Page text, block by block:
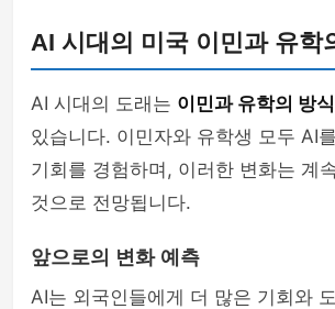
AI 시대의 미국 이민과 유학
AI 시대의 도래는 이민과 유학의 방식
있습니다. 이민자와 유학생 모두 AI
기회를 경험하며, 이러한 변화는 계
것으로 전망됩니다.
앞으로의 변화 예측
AI는 외국인들에게 더 많은 기회와